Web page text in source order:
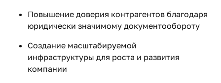
Повышение доверия контрагентов благодаря
юридически значимому документообороту
Создание масштабируемой
инфраструктуры для роста и развития
компании